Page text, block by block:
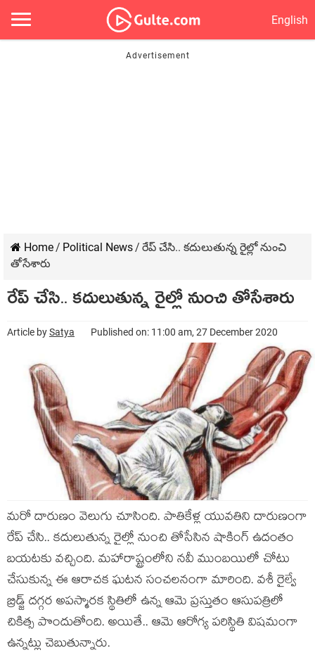
English
Home/ Political News/ రేప్ చేసి.. కదులుతున్న రైల్లో నుంచి
తోసేశారు
రేప్ చేసి.. కదులుతున్న రైల్లో నుంచి తోసేశారు
Article bySatya Published on: 11:00 am, 27 December 2020
మరో దారుణం వెలుగు చూసింది. పాతికేళ్ల యువతిని దారుణంగా
రేప్ చేసి.. కదులుతున్న రైల్లో నుంచి తోసేసిన షాకింగ్ ఉదంతం
బయటకు వచ్చింది. మహారాష్ట్రంలోని నవీ ముంబయిలో చోటు
చేసుకున్న ఈ ఆరాచక ఘటన సంచలనంగా మారింది. వశీ రైల్వే
బ్రిడ్జ్ దగ్గర అపస్మారక స్థితిలో ఉన్న ఆమె ప్రస్తుతం ఆసుపత్రిలో
చికిత్స పొందుతోంది. అయితే.. ఆమె ఆరోగ్య పరిస్థితి విషమంగా
ఉన్నట్లు చెబుతున్నారు.